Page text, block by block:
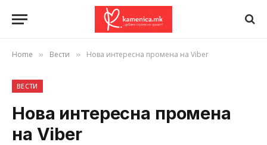
Home » Вести » Нова интересна промена на Viber
ВЕСТИ
Нова интересна промена
на Viber